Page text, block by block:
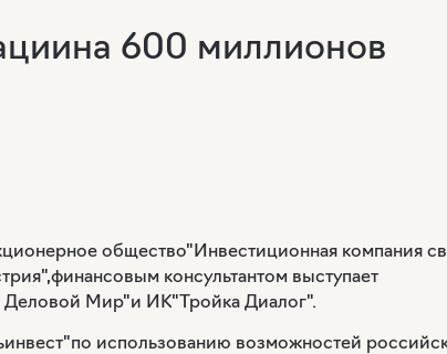
600 миллионов
общество"Инвестиционная компания
консультантом выступает
Мир"и ИК"Тройка Диалог".
использованию возможностей